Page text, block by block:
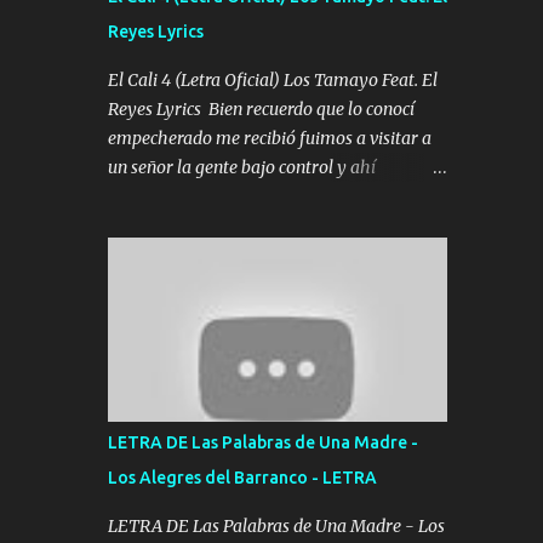
agarrar el vuelo y la mente y tranquilizando
Tomense un buen trago Y así es como
empezamos los versos que voy cantando
(Music) A vido alta y bajas La carreta se
atora Pero nunca le aflojamos Ya me han
pasado cosas Y aunque ustedes no sepan
es...
Reyes Lyrics
El Cali 4 (Letra Oficial) Los Tamayo Feat. El
Reyes Lyrics Bien recuerdo que lo conocí
empecherado me recibió fuimos a visitar a
un señor la gente bajo control y ahí
reglas no secuestr0 no r0bar De La C giró la
orden nos comanda el doble P bien firmes
con Alto PRIETO y la camisa es color Verde y
peleam0s la Bandera por todita a la ciudad
con los drones patrullando la Frontera De
blancas ya hace falta mi APA FLACO verde
se le extraña pa que sepan Aquí Pura GENTE
LETRA DE Las Palabras de Una Madre -
Los Alegres del Barranco - LETRA
LETRA DE Las Palabras de Una Madre - Los